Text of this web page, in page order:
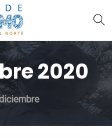
2020